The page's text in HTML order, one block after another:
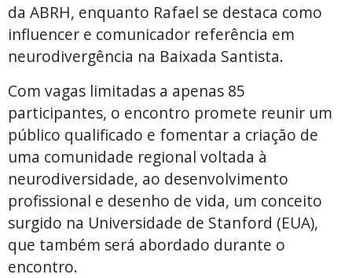
da ABRH, enquanto Rafael se destaca como
influencer e comunicador referência em
neurodivergência na Baixada Santista.
Com vagas limitadas a apenas 85
participantes, o encontro promete reunir um
público qualificado e fomentar a criação de
uma comunidade regional voltada à
neurodiversidade, ao desenvolvimento
profissional e desenho de vida, um conceito
surgido na Universidade de Stanford (EUA),
que também será abordado durante o
encontro.